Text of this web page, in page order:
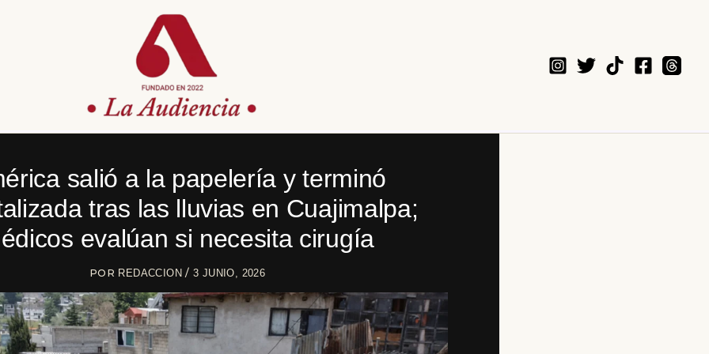
salió a la papelería y terminó
tras las lluvias en Cuajimalpa;
evalúan si necesita cirugía
POR REDACCION/3 JUNIO, 2026